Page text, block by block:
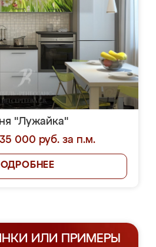
"Лужайка"
000 руб. за п.м.
ИЛИ ПРИМЕРЫ